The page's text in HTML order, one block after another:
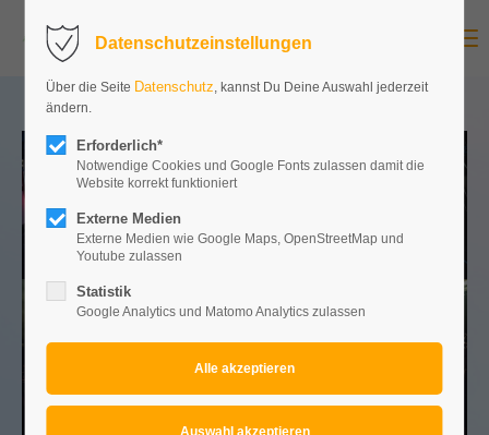
Datenschutzeinstellungen
Über die Seite Datenschutz, kannst Du Deine Auswahl jederzeit
ändern.
Erforderlich*
Notwendige Cookies und Google Fonts zulassen damit die
Website korrekt funktioniert
Externe Medien
Externe Medien wie Google Maps, OpenStreetMap und
Youtube zulassen
Statistik
Google Analytics und Matomo Analytics zulassen